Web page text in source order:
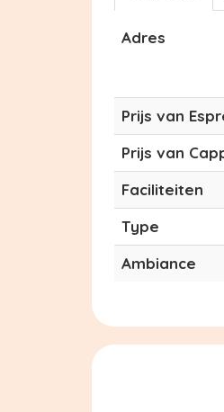
Adres
Prijs van
Prijs van
Faciliteiten
Type
Ambiance